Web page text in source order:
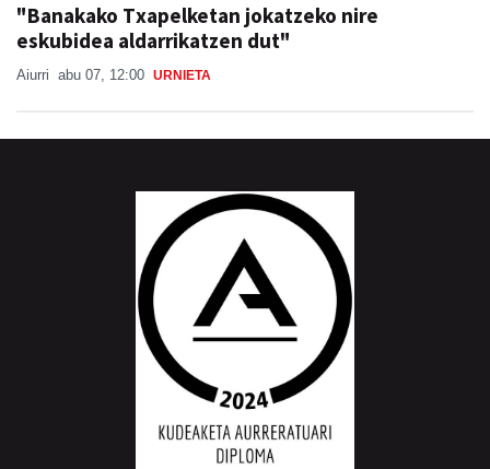
"Banakako Txapelketan jokatzeko nire
eskubidea aldarrikatzen dut"
Aiurri abu 07, 12:00 URNIETA